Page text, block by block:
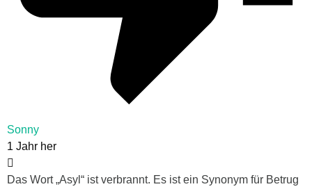
Sonny
1 Jahr her
Das Wort „Asyl“ ist verbrannt. Es ist ein Synonym für Betrug